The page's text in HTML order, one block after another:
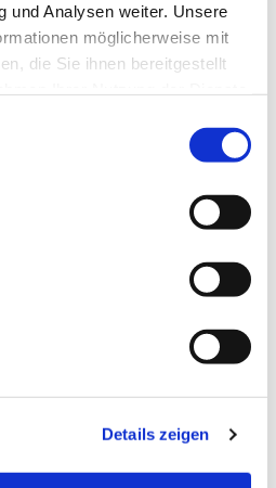
und Analysen weiter. Unsere
möglicherweise mit
die Sie ihnen bereitgestellt
Details zeigen
Sie auch